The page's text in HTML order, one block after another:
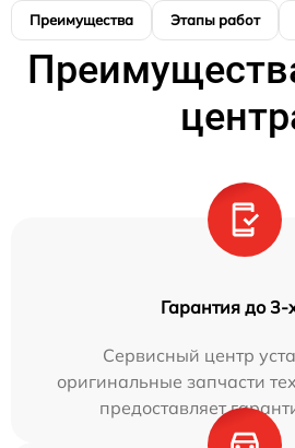
Преимущества Этапы работ
Гарантия до 3-
Сервисный центр
оригинальные запчасти
предоставляет